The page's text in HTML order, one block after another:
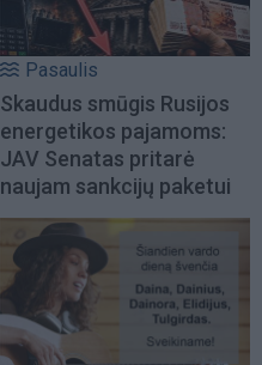
Pasaulis
Skaudus smūgis Rusijos
energetikos pajamoms:
JAV Senatas pritarė
naujam sankcijų paketui